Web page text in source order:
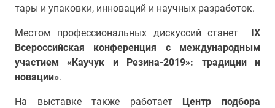
тары и упаковки, инноваций и научных разработок.
Местом профессиональных дискуссий станет
IX
Всероссийская конференция с международным
участием «Каучук и Резина-2019»: традиции и
новации».
На выставке также работает Центр подбора